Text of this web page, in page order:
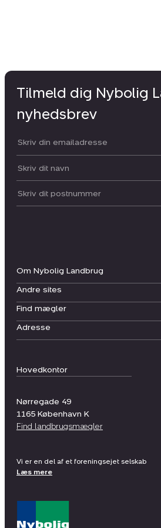
Hovedkontor
Nørregade 49
1165 København K
Find landbrugsmægler
Om Nybolig Landbrug
Andre sites
Find mægler
Adresse
Tilmeld dig Nybolig
nyhedsbrev
Din email:
Dit navn:
Postnummer
Vi er en del af et foreningsejet selskab
Læs mere